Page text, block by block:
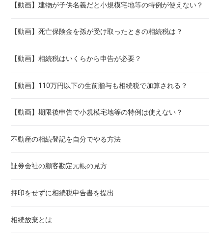
【動画】建物が子供名義だと小規模宅地等の特例が使えない？
【動画】死亡保険金を孫が受け取ったときの相続税は？
【動画】相続税はいくらから申告が必要？
【動画】110万円以下の生前贈与も相続税で加算される？
【動画】期限後申告で小規模宅地等の特例は使えない？
不動産の相続登記を自分でやる方法
証券会社の顧客勘定元帳の見方
押印をせずに相続税申告書を提出
相続放棄とは